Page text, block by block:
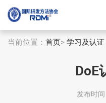
当前位置： 首页> 学习及认证
DoE
发布时